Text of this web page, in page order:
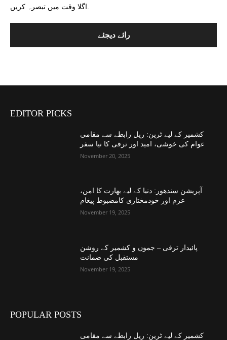
EDITOR PICKS
کشمیر کے لیے ٹرین: ریل رابطے سے مقامی
عوام کی خوشی، امید اور ترقی کا نیا سفر
November 20, 2025
آپریشن سندھور: دنیا کے لیے بھارت کا امن،
عزم اور خودمختاری کامضبوط پیغام
November 19, 2025
پائیدار ترقی – جموں و کشمیر کے روشن
مستقبل کی ضمانت
November 19, 2025
POPULAR POSTS
کشمیر کے لیے ٹرین: ریل رابطے سے مقامی